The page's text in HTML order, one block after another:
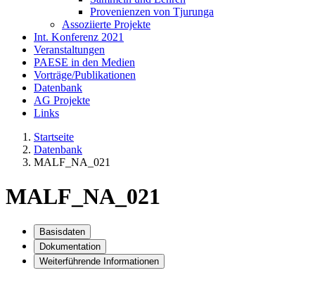
Provenienzen von Tjurunga
Assoziierte Projekte
Int. Konferenz 2021
Veranstaltungen
PAESE in den Medien
Vorträge/Publikationen
Datenbank
AG Projekte
Links
Startseite
Datenbank
MALF_NA_021
MALF_NA_021
Basisdaten
Dokumentation
Weiterführende Informationen